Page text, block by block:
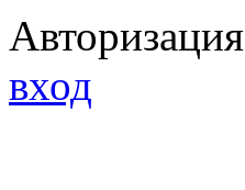
Авторизация
вход